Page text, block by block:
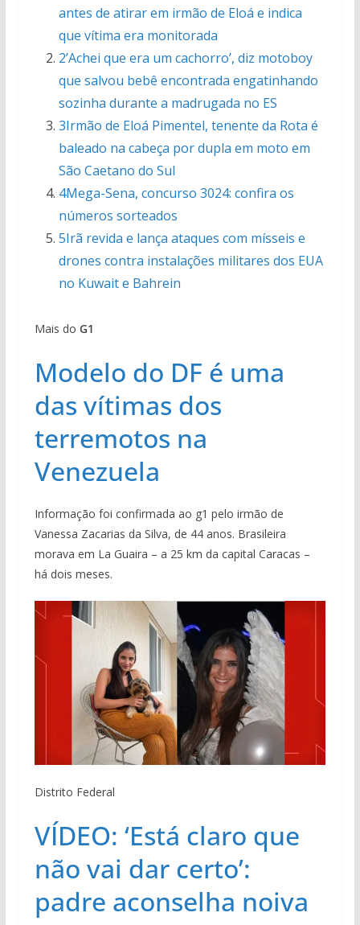
antes de atirar em irmão de Eloá e indica
que vítima era monitorada
2’Achei que era um cachorro’, diz motoboy
que salvou bebê encontrada engatinhando
sozinha durante a madrugada no ES
3Irmão de Eloá Pimentel, tenente da Rota é
baleado na cabeça por dupla em moto em
São Caetano do Sul
4Mega-Sena, concurso 3024: confira os
números sorteados
5Irã revida e lança ataques com mísseis e
drones contra instalações militares dos EUA
no Kuwait e Bahrein
Mais do G1
Modelo do DF é uma
das vítimas dos
terremotos na
Venezuela
Informação foi confirmada ao g1 pelo irmão de
Vanessa Zacarias da Silva, de 44 anos. Brasileira
morava em La Guaira – a 25 km da capital Caracas –
há dois meses.
Distrito Federal
VÍDEO: ‘Está claro que
não vai dar certo’:
padre aconselha noiva